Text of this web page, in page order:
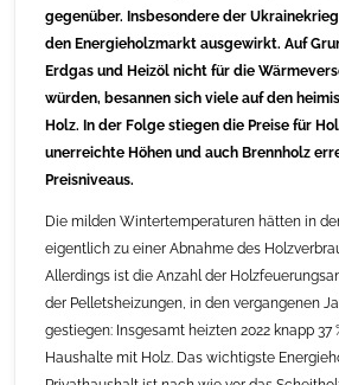
gegenüber. Insbesondere der
den Energieholzmarkt ausgewirkt. Auf
Erdgas und Heizöl nicht für die
würden, besannen sich viele auf den
Holz. In der Folge stiegen die Preise für
unerreichte Höhen und auch Brennholz
Preisniveaus.
Die milden Wintertemperaturen hätten in
eigentlich zu einer Abnahme des
Allerdings ist die Anzahl der
der Pelletsheizungen, in den vergangenen
gestiegen: Insgesamt heizten 2022 knapp 37
Haushalte mit Holz. Das wichtigste